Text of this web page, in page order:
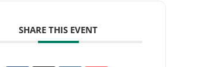
SHARE THIS EVENT